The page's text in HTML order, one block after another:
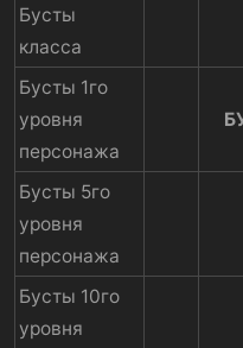
Бусты
класса
Бусты 1го
уровня
персонажа
Бусты 5го
уровня
персонажа
Бусты 10го
уровня